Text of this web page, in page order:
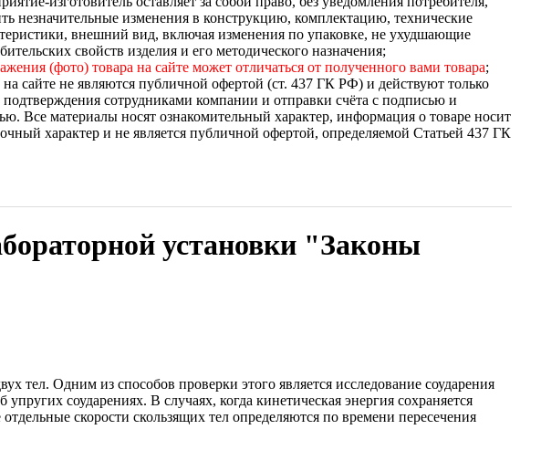
незначительные изменения в конструкцию, комплектацию, технические
внешний вид, включая изменения по упаковке, не ухудшающие
свойств изделия и его методического назначения;
(фото) товара на сайте может отличаться от полученного вами товара;
сайте не являются публичной офертой (ст. 437 ГК РФ) и действуют только
подтверждения сотрудниками компании и отправки счёта с подписью и
Все материалы носят ознакомительный характер, информация о товаре носит
характер и не является публичной офертой, определяемой Статьей 437 ГК
установки "Законы
тел. Одним из способов проверки этого является исследование соударения
соударениях. В случаях, когда кинетическая энергия сохраняется
скорости скользящих тел определяются по времени пересечения